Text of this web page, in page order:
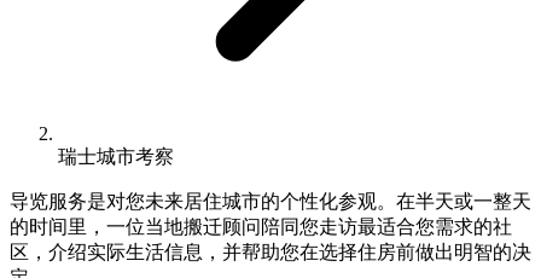
瑞士城市考察
导览服务是对您未来居住城市的个性化参观。在半天或一整天
的时间里，一位当地搬迁顾问陪同您走访最适合您需求的社
区，介绍实际生活信息，并帮助您在选择住房前做出明智的决